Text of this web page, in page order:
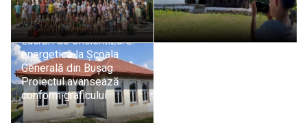
Lucrări de eficientizare
energetică la Școala
Generală din Bușag.
Proiectul avansează
conform graficului